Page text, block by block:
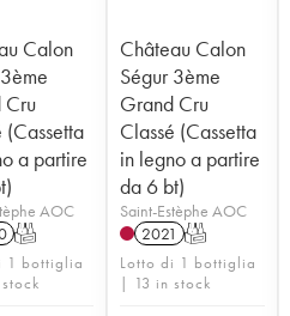
Calon
Cru
(Cassetta
a partire
AOC
T
1 bottiglia
Château Calon
Ségur 3ème
Grand Cru
Classé (Cassetta
in legno a partire
da 6 bt)
Saint-Estèphe AOC
2021 T
Lotto di 1 bottiglia
| 13 in stock